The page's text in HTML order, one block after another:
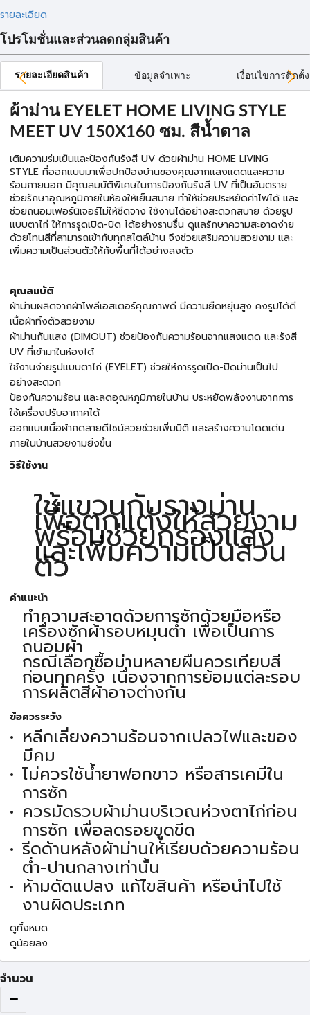
รายละเอียด
โปรโมชั่นและส่วนลดกลุ่มสินค้า
รายละเอียดสินค้า ข้อมูลจำเพาะ เงื่อนไขการติดตั้ง
ผ้าม่าน EYELET HOME LIVING STYLE
MEET UV 150X160 ซม. สีน้ำตาล
เติมความร่มเย็นและป้องกันรังสี UV ด้วยผ้าม่าน HOME LIVING
STYLE ที่ออกแบบมาเพื่อปกป้องบ้านของคุณจากแสงแดดและความ
ร้อนภายนอก มีคุณสมบัติพิเศษในการป้องกันรังสี UV ที่เป็นอันตราย
ช่วยรักษาอุณหภูมิภายในห้องให้เย็นสบาย ทำให้ช่วยประหยัดค่าไฟได้ และ
ช่วยถนอมเฟอร์นิเจอร์ไม่ให้ซีดจาง ใช้งานได้อย่างสะดวกสบาย ด้วยรูป
แบบตาไก่ ให้การรูดเปิด-ปิด ได้อย่างราบรื่น ดูแลรักษาความสะอาดง่าย
ด้วยโทนสีที่สามารถเข้ากับทุกสไตล์บ้าน จึงช่วยเสริมความสวยงาม และ
เพิ่มความเป็นส่วนตัวให้กับพื้นที่ได้อย่างลงตัว
คุณสมบัติ
ผ้าม่านผลิตจากผ้าโพลีเอสเตอร์คุณภาพดี มีความยืดหยุ่นสูง คงรูปได้ดี
เนื้อผ้าทิ้งตัวสวยงาม
ผ้าม่านกันแสง (DIMOUT) ช่วยป้องกันความร้อนจากแสงแดด และรังสี
UV ที่เข้ามาในห้องได้
ใช้งานง่ายรูปแบบตาไก่ (EYELET) ช่วยให้การรูดเปิด-ปิดม่านเป็นไป
อย่างสะดวก
ป้องกันความร้อน และลดอุณหภูมิภายในบ้าน ประหยัดพลังงานจากการ
ใช้เครื่องปรับอากาศได้
ออกแบบเนื้อผ้ากดลายดีไซน์สวยช่วยเพิ่มมิติ และสร้างความโดดเด่น
ภายในบ้านสวยงามยิ่งขึ้น
วิธีใช้งาน
ใช้แขวนกับรางม่าน
เพื่อตกแต่งให้สวยงาม
พร้อมช่วยกรองแสง
และเพิ่มความเป็นส่วน
ตัว
คำแนะนำ
ทำความสะอาดด้วยการซักด้วยมือหรือ
เครื่องซักผ้ารอบหมุนต่ำ เพื่อเป็นการ
ถนอมผ้า
กรณีเลือกซื้อม่านหลายผืนควรเทียบสี
ก่อนทุกครั้ง เนื่องจากการย้อมแต่ละรอบ
การผลิตสีผ้าอาจต่างกัน
ข้อควรระวัง
หลีกเลี่ยงความร้อนจากเปลวไฟและของ
มีคม
ไม่ควรใช้น้ำยาฟอกขาว หรือสารเคมีใน
การซัก
ควรมัดรวบผ้าม่านบริเวณห่วงตาไก่ก่อน
การซัก เพื่อลดรอยขูดขีด
รีดด้านหลังผ้าม่านให้เรียบด้วยความร้อน
ต่ำ-ปานกลางเท่านั้น
ห้ามดัดแปลง แก้ไขสินค้า หรือนำไปใช้
งานผิดประเภท
ดูทั้งหมด
ดูน้อยลง
จำนวน